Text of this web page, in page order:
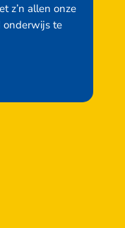
z’n allen onze
onderwijs te